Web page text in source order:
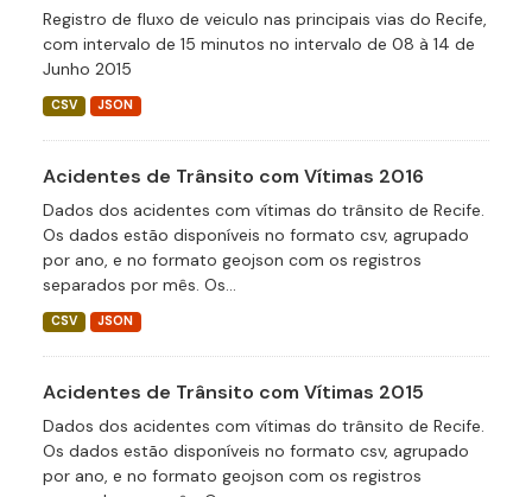
Registro de fluxo de veiculo nas principais vias do Recife,
com intervalo de 15 minutos no intervalo de 08 à 14 de
Junho 2015
CSV JSON
Acidentes de Trânsito com Vítimas 2016
Dados dos acidentes com vítimas do trânsito de Recife.
Os dados estão disponíveis no formato csv, agrupado
por ano, e no formato geojson com os registros
separados por mês. Os...
CSV JSON
Acidentes de Trânsito com Vítimas 2015
Dados dos acidentes com vítimas do trânsito de Recife.
Os dados estão disponíveis no formato csv, agrupado
por ano, e no formato geojson com os registros